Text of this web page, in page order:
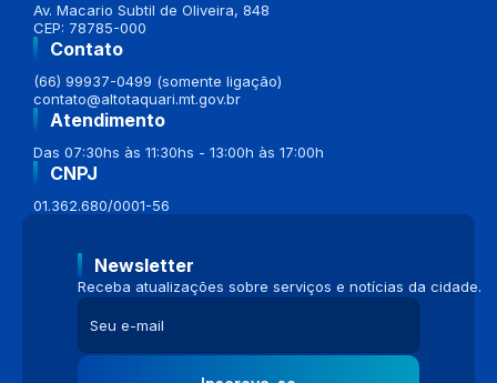
Av. Macario Subtil de Oliveira, 848
CEP: 78785-000
Contato
(66) 99937-0499 (somente ligação)
contato@altotaquari.mt.gov.br
Atendimento
Das 07:30hs às 11:30hs - 13:00h às 17:00h
CNPJ
01.362.680/0001-56
Newsletter
Receba atualizações sobre serviços e notícias da cidade.